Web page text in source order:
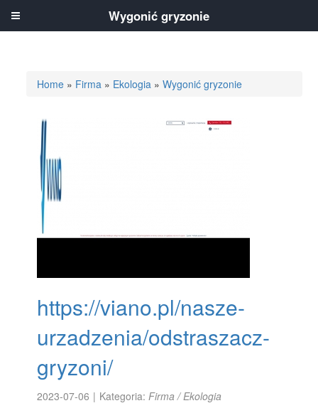
Home » Firma » Ekologia »Wygonić gryzonie
https://viano.pl/nasze-
urzadzenia/odstraszacz-
gryzoni/
2023-07-06 | Kategoria:Firma / Ekologia
Wygonić gryzonie